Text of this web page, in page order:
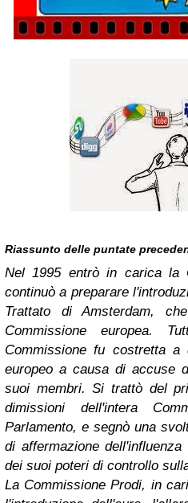
Riassunto delle puntate
Nel 1995 entrò in carica la
continuò a preparare
Trattato di Amsterdam,
Commissione europea.
Commissione fu costretta a
europeo a causa di accuse
suoi membri. Si trattò del
dimissioni dell'intera
Parlamento, e segnò una
di affermazione
dei suoi poteri di controllo
La Commissione Prodi, in